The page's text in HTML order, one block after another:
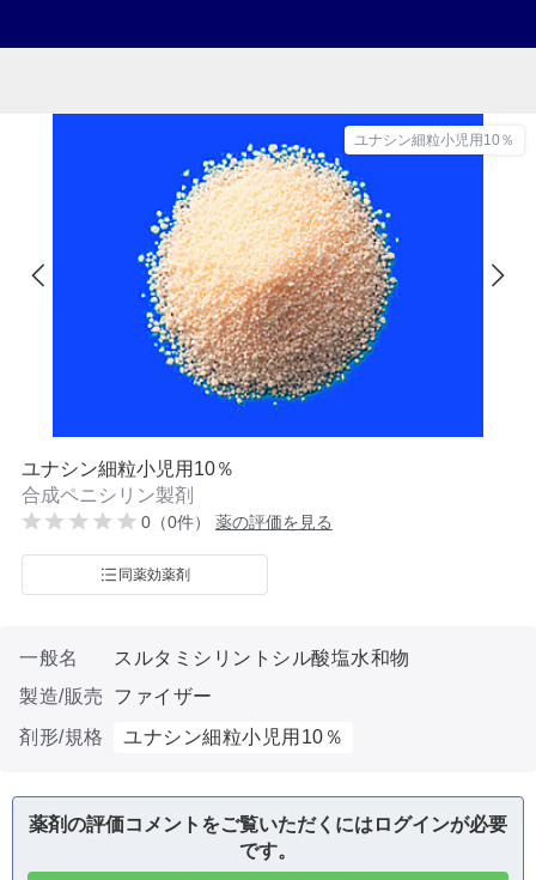
ユナシン細粒小児用10％
ユナシン細粒小児用10％
合成ペニシリン製剤
0（0件） 薬の評価を見る
同薬効薬剤
一般名
スルタミシリントシル酸塩水和物
製造/販売
ファイザー
剤形/規格
ユナシン細粒小児用10％
薬剤の評価コメントをご覧いただくにはログインが必要
です。